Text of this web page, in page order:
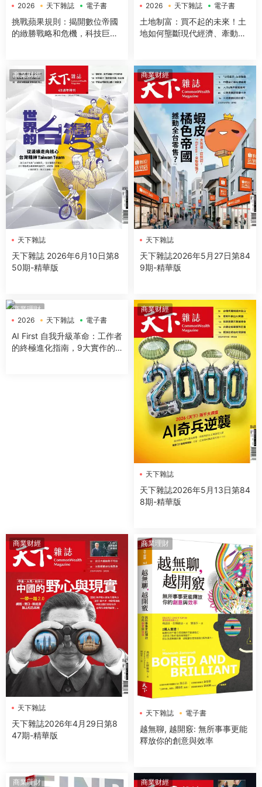
2026 天下雜誌 電子書
挑戰蘋果規則：揭開數位帝國
的緻勝戰略和危機，科技巨頭
2026 天下雜誌 電子書
土地制富：買不起的未來！土
地如何壟斷現代經濟、牽動地
商業财經
天下雜誌
天下雜誌 2026年6月10日第8
50期-精華版
商業财經
天下雜誌
天下雜誌2026年5月27日第84
9期-精華版
商業理財
2026
天下雜誌 電子書
AI First 自我升級革命：工作者
的終極進化指南，9大實作的
商業财經
天下雜誌
天下雜誌2026年5月13日第84
8期-精華版
商業财經
天下雜誌
天下雜誌2026年4月29日第8
47期-精華版
商業理財
天下雜誌 電子書
越無聊, 越開竅: 無所事事更能
釋放你的創意與效率
商業理財 商業财經